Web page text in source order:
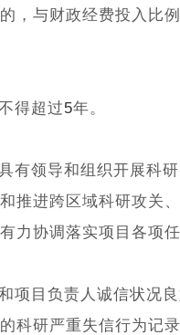
，与财政经费投入比
得超过5年。
有领导和组织开展科
推进跨区域科研攻关
力协调落实项目各项任
项目负责人诚信状况
科研严重失信行为记